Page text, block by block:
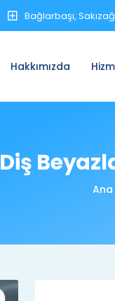
Bağlarbaşı,
Hakkımızda
Diş